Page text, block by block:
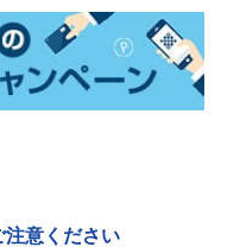
意ください